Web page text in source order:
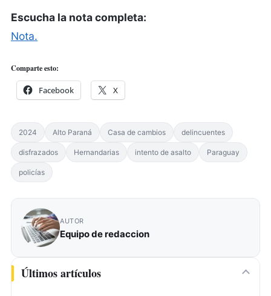
Escucha la nota completa:
Nota.
Comparte esto:
Facebook X
2024 Alto Paraná Casa de cambios delincuentes
disfrazados Hernandarias intento de asalto Paraguay
policías
AUTOR
Equipo de redaccion
Últimos artículos